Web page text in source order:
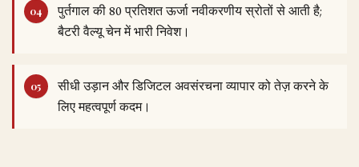
पुर्तगाल की 80 प्रतिशत ऊर्जा नवीकरणीय स्रोतों से आती है;
बैटरी वैल्यू चेन में भारी निवेश।
सीधी उड़ान और डिजिटल अवसंरचना व्यापार को तेज़ करने के
लिए महत्वपूर्ण कदम।